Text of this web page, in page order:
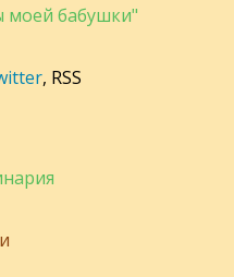
моей бабушки"
, RSS